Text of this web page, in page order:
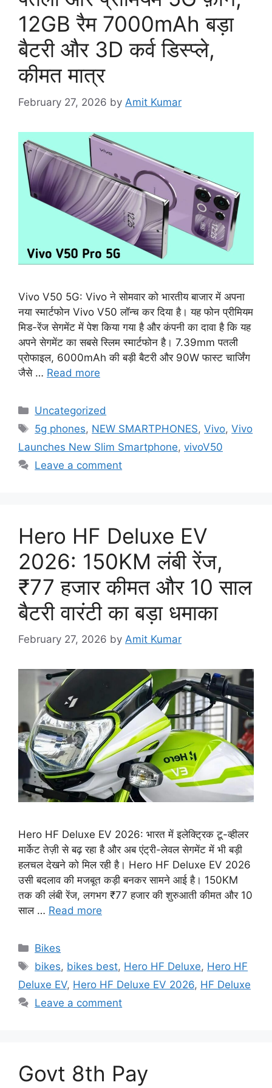
12GB रैम 7000mAh बड़ा
बैटरी और 3D कर्व डिस्प्ले,
कीमत मात्र
February 27, 2026 by Amit Kumar
Vivo V50 5G: Vivo ने सोमवार को भारतीय बाजार में अपना
नया स्मार्टफोन Vivo V50 लॉन्च कर दिया है। यह फोन प्रीमियम
मिड-रेंज सेगमेंट में पेश किया गया है और कंपनी का दावा है कि यह
अपने सेगमेंट का सबसे स्लिम स्मार्टफोन है। 7.39mm पतली
प्रोफाइल, 6000mAh की बड़ी बैटरी और 90W फास्ट चार्जिंग
जैसे … Read more
Categories
Uncategorized
Tags
5g phones, NEW SMARTPHONES,Vivo,Vivo
Launches New Slim Smartphone, vivoV50
Leave a comment
Hero HF Deluxe EV
2026: 150KM लंबी रेंज,
₹77 हजार कीमत और 10 साल
बैटरी वारंटी का बड़ा धमाका
February 27, 2026 by Amit Kumar
Hero HF Deluxe EV 2026: भारत में इलेक्ट्रिक टू-व्हीलर
मार्केट तेज़ी से बढ़ रहा है और अब एंट्री-लेवल सेगमेंट में भी बड़ी
हलचल देखने को मिल रही है। Hero HF Deluxe EV 2026
उसी बदलाव की मजबूत कड़ी बनकर सामने आई है। 150KM
तक की लंबी रेंज, लगभग ₹77 हजार की शुरुआती कीमत और 10
साल … Read more
Categories
Bikes
Tags
bikes, bikes best, Hero HF Deluxe, Hero HF
Deluxe EV, Hero HF Deluxe EV 2026, HF Deluxe
Leave a comment
Govt 8th Pay